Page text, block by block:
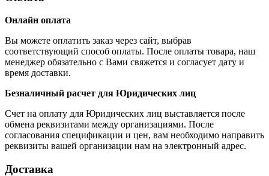
Онлайн оплата
Вы можете оплатить заказ через сайт, выбрав
соответствующий способ оплаты. После оплаты товара, наш
менеджер обязательно с Вами свяжется и согласует дату и
время доставки.
Безналичный расчет для Юридических лиц
Счет на оплату для Юридических лиц выставляется после
обмена реквизитами между организациями. После
согласования спецификации и цен, вам необходимо направить
реквизиты вашей организации нам на электронный адрес.
Доставка